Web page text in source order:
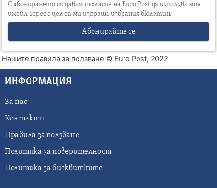
С абонирането си давам съгласие на Euro Post да използва моя
имейл адрес с цел да ми изпраща избрания бюлетин.
Абонирайте се
Нашите правила за ползване © Euro Post, 2022
ИНФОРМАЦИЯ
За нас
Контакти
Правила за ползване
Политика за поверителност
Политика за бисквитките